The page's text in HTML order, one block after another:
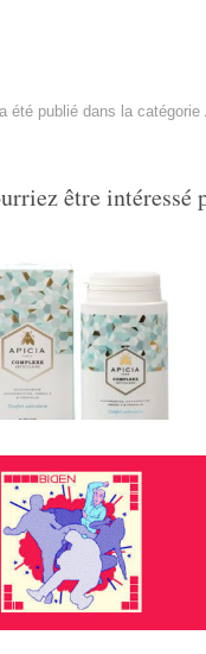
été publié dans la catégorie
être intéressé